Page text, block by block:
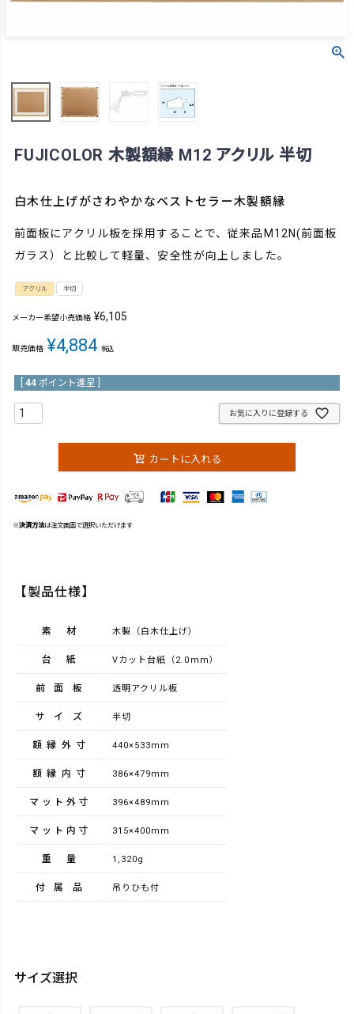
FUJICOLOR 木製額縁 M12 アクリル 半切
白木仕上げがさわやかなベストセラー木製額縁
前面板にアクリル板を採用することで、従来品M12N(前面板
ガラス）と比較して軽量、安全性が向上しました。
アクリル 半切
メーカー希望小売価格 ¥6,105
販売価格 ¥4,884 税込
44 ポイント進呈 ]
お気に入りに登録する
カートに入れる
※決済方法は注文画面で選択いただけます
【製品仕様】
素材 木製（白木仕上げ）
台紙 Vカット台紙（2.0mm）
前面板 透明アクリル板
サイズ 半切
額縁外寸 440×533mm
額縁内寸 386×479mm
マット外寸 396×489mm
マット内寸 315×400mm
重量 1,320g
付属品 吊りひも付
サイズ選択